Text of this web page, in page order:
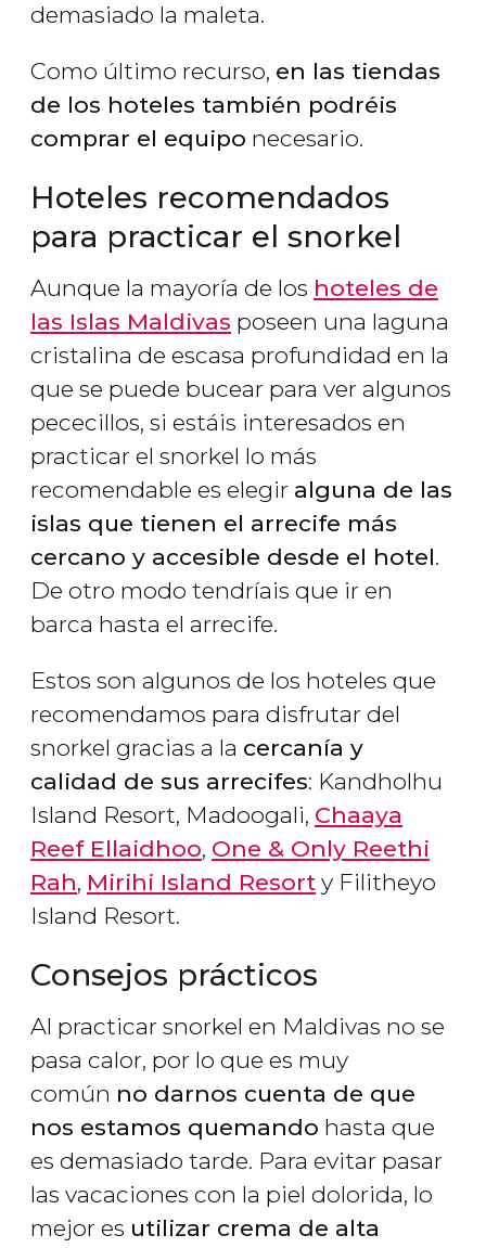
demasiado la maleta.
Como último recurso, en las tiendas
de los hoteles también podréis
comprar el equipo necesario.
Hoteles recomendados
para practicar el snorkel
Aunque la mayoría de los hoteles de
las Islas Maldivas poseen una laguna
cristalina de escasa profundidad en la
que se puede bucear para ver algunos
pececillos, si estáis interesados en
practicar el snorkel lo más
recomendable es elegir alguna de las
islas que tienen el arrecife más
cercano y accesible desde el hotel.
De otro modo tendríais que ir en
barca hasta el arrecife.
Estos son algunos de los hoteles que
recomendamos para disfrutar del
snorkel gracias a la cercanía y
calidad de sus arrecifes: Kandholhu
Island Resort, Madoogali, Chaaya
Reef Ellaidhoo, One & Only Reethi
Rah, Mirihi Island Resort y Filitheyo
Island Resort.
Consejos prácticos
Al practicar snorkel en Maldivas no se
pasa calor, por lo que es muy
común no darnos cuenta de que
nos estamos quemando hasta que
es demasiado tarde. Para evitar pasar
las vacaciones con la piel dolorida, lo
mejor es utilizar crema de alta